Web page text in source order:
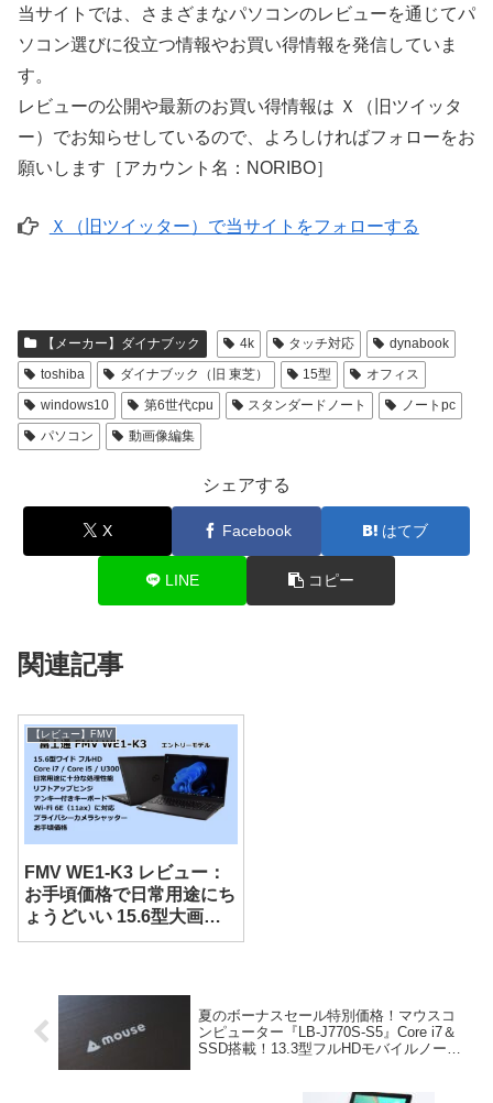
当サイトでは、さまざまなパソコンのレビューを通じてパ
ソコン選びに役立つ情報やお買い得情報を発信していま
す。
レビューの公開や最新のお買い得情報は Ｘ（旧ツイッタ
ー）でお知らせしているので、よろしければフォローをお
願いします［アカウント名：NORIBO］
Ｘ（旧ツイッター）で当サイトをフォローする
【メーカー】ダイナブック 4k タッチ対応
dynabook
toshiba
ダイナブック（旧 東芝） 15型
オフィス
windows10
第6世代cpu スタンダードノート
ノートpc
パソコン
動画像編集
シェアする
X Facebook はてブ
LINE コピー
関連記事
【レビュー】FMV
FMV WE1-K3 レビュー：
お手頃価格で日常用途にち
ょうどいい 15.6型大画面
ノート
夏のボーナスセール特別価格！マウスコ
ンピューター『LB-J770S-S5』Core i7＆
SSD搭載！13.3型フルHDモバイルノート